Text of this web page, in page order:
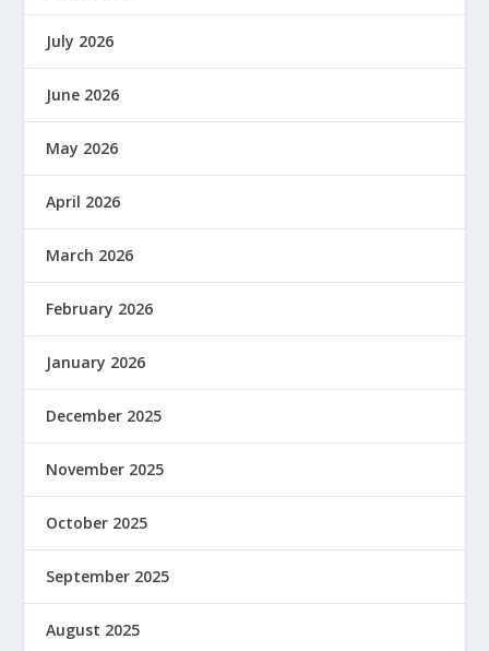
July 2026
June 2026
May 2026
April 2026
March 2026
February 2026
January 2026
December 2025
November 2025
October 2025
September 2025
August 2025